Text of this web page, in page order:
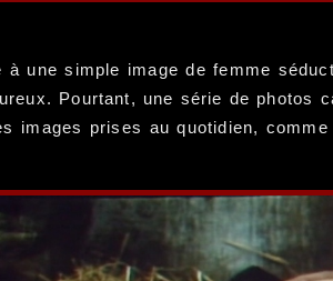
une simple image de femme
Pourtant, une série de photos
prises au quotidien,